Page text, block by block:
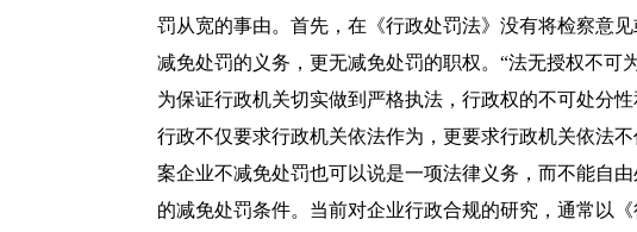
罚从宽的事由。首先，在《行政处罚法》没有将检察意
减免处罚的义务，更无减免处罚的职权。“法无授权不可
为保证行政机关切实做到严格执法，行政权的不可处分
行政不仅要求行政机关依法作为，更要求行政机关依法
案企业不减免处罚也可以说是一项法律义务，而不能自
的减免处罚条件。当前对企业行政合规的研究，通常以